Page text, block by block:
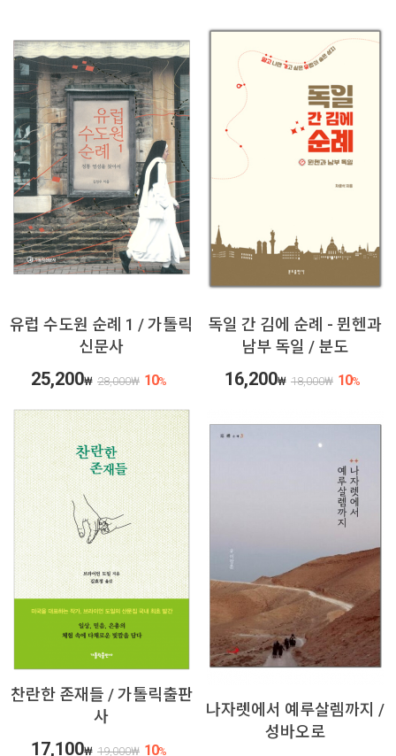
유럽 수도원 순례 1 / 가톨릭
신문사
25,200₩ 28,000₩ 10%
독일 간 김에 순례 - 뮌헨과
남부 독일 / 분도
16,200₩ 18,000₩ 10%
찬란한 존재들 / 가톨릭출판
사
17,100₩ 19,000₩ 10%
나자렛에서 예루살렘까지 /
성바오로